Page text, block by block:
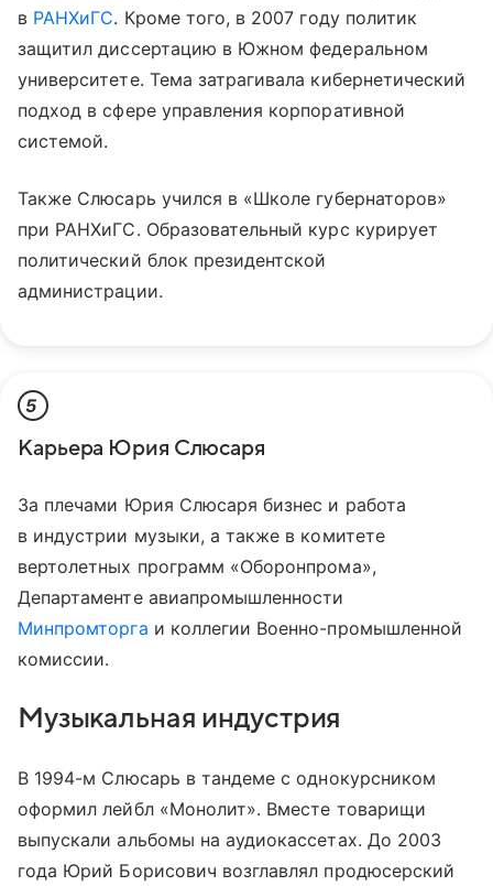
в РАНХиГС. Кроме того, в 2007 году политик
защитил диссертацию в Южном федеральном
университете. Тема затрагивала кибернетический
подход в сфере управления корпоративной
системой.
Также Слюсарь учился в «Школе губернаторов»
при РАНХиГС. Образовательный курс курирует
политический блок президентской
администрации.
5
Карьера Юрия Слюсаря
За плечами Юрия Слюсаря бизнес и работа
в индустрии музыки, а также в комитете
вертолетных программ «Оборонпрома»,
Департаменте авиапромышленности
Минпромторга и коллегии Военно-промышленной
комиссии.
Музыкальная индустрия
В 1994-м Слюсарь в тандеме с однокурсником
оформил лейбл «Монолит». Вместе товарищи
выпускали альбомы на аудиокассетах. До 2003
года Юрий Борисович возглавлял продюсерский